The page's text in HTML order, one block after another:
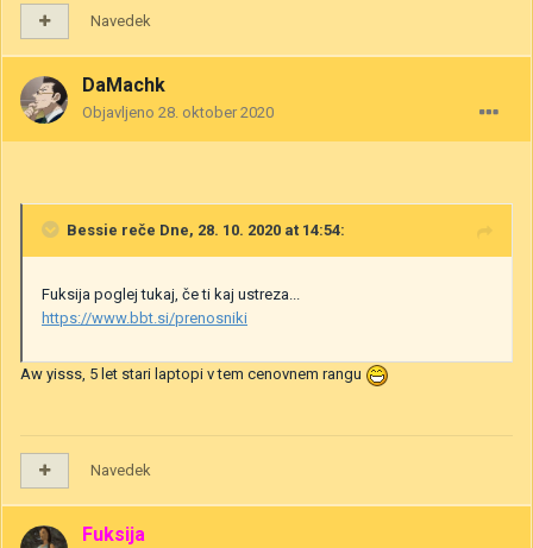
Navedek
DaMachk
Objavljeno 28. oktober 2020
Bessie reče Dne, 28. 10. 2020 at 14:54:
Fuksija poglej tukaj, če ti kaj ustreza...
https://www.bbt.si/prenosniki
Aw yisss, 5 let stari laptopi v tem cenovnem rangu
Navedek
Fuksija